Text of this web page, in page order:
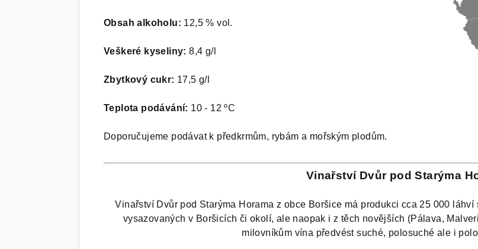
Obsah alkoholu: 12,5 % vol.
Veškeré kyseliny:8,4 g/l
Zbytkový cukr: 17,5 g/l
Teplota podávání: 10 - 12 ºC
Doporučujeme podávat k předkrmům, rybám a mořským plodům.
Vinařství Dvůr pod Starýma
Vinařství Dvůr pod Starýma Horama z obce Boršice má produkci cca 25 000
vysazovaných v Boršicích či okolí, ale naopak i z těch novějších (Pálava,
milovníkům vína předvést suché, polosuché ale i